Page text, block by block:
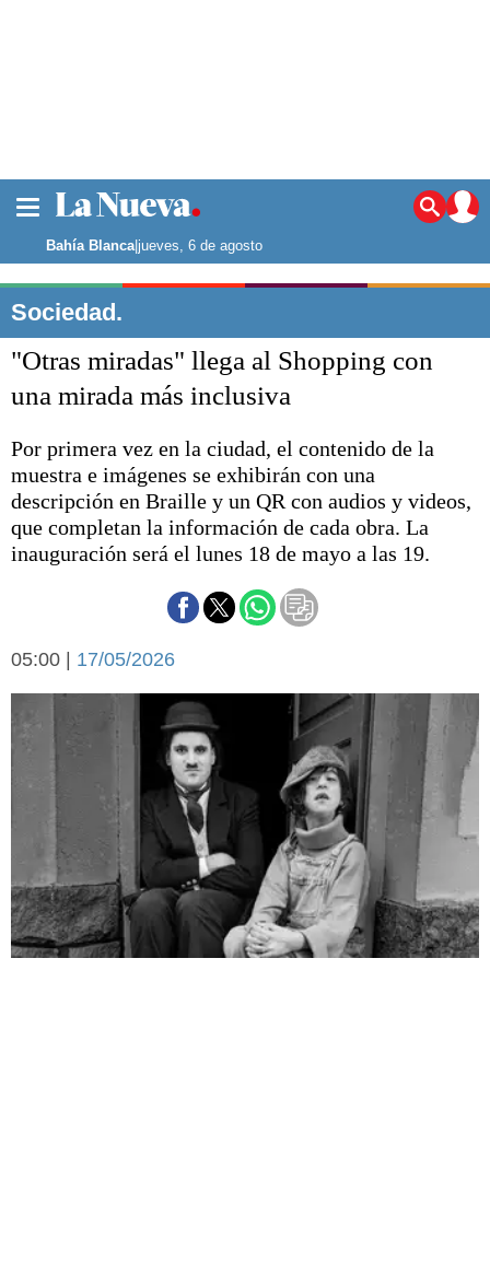
Noticias
La ciudad
Punta Alta
El mundo
Seguridad
Deportes
Escenario Olímpico
Liga del Sur
Básquetbol
Fútbol
Federal A
Aplausos
Cines
Economía y campo
Espacio empresas
Sociedad y tiempo
Sociedad
Tecnología
Turismo
Salud
Es viral
El tiempo
Fúnebres
Clasificados
Bahía Blanca|jueves, 6 de agosto
Sociedad.
"Otras miradas" llega al Shopping con
una mirada más inclusiva
Por primera vez en la ciudad, el contenido de la
muestra e imágenes se exhibirán con una
descripción en Braille y un QR con audios y videos,
que completan la información de cada obra. La
inauguración será el lunes 18 de mayo a las 19.
05:00 | 17/05/2026